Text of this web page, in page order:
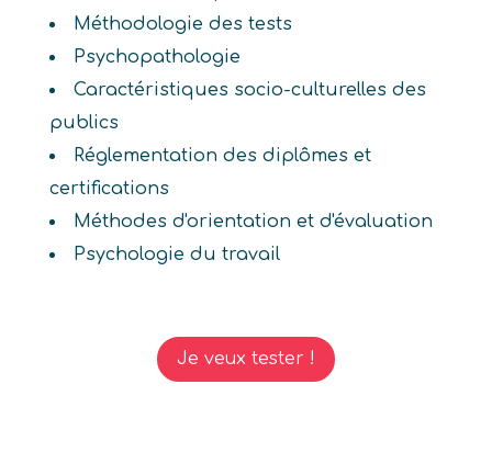
Méthodologie des tests
Psychopathologie
Caractéristiques socio-culturelles des
publics
Réglementation des diplômes et
certifications
Méthodes d'orientation et d'évaluation
Psychologie du travail
Je veux tester !